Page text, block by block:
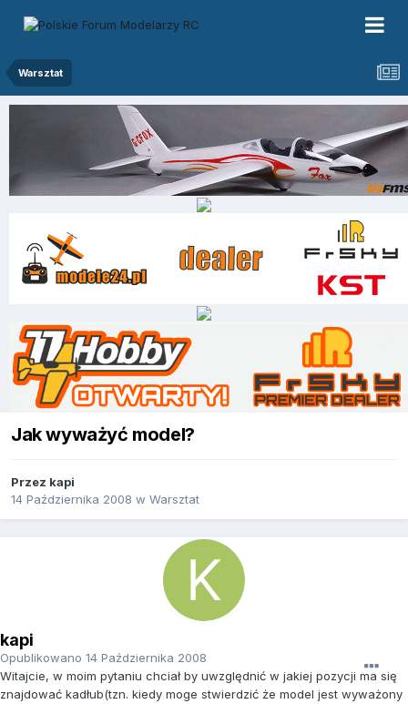
Warsztat
Jak wyważyć model?
Przez kapi
14 Października 2008 w Warsztat
kapi
Opublikowano 14 Października 2008
Witajcie, w moim pytaniu chciał by uwzględnić w jakiej pozycji ma się
znajdować kadłub(tzn. kiedy moge stwierdzić że model jest wyważony